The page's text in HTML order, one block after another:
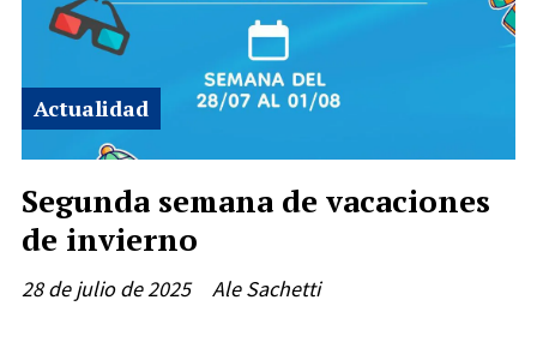
Segunda semana de vacaciones
de invierno
Ale Sachetti
Actualidad
28 de julio de 2025